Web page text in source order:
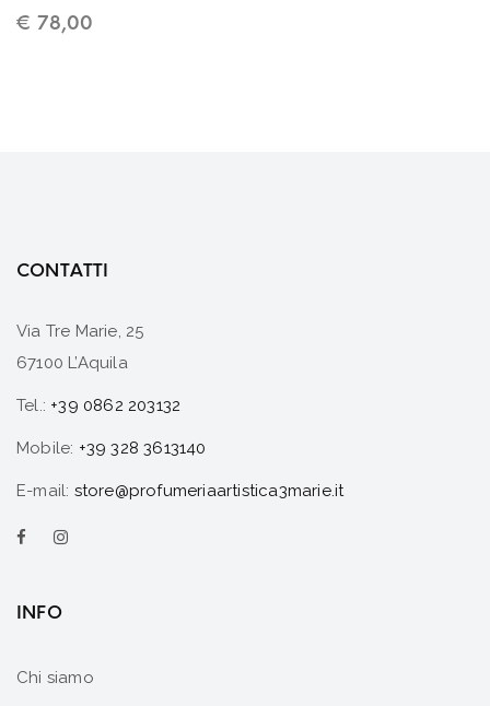
€ 78,00
CONTATTI
Via Tre Marie, 25
67100 L’Aquila
Tel.: +39 0862 203132
Mobile: +39 328 3613140
E-mail: store@profumeriaartistica3marie.it
INFO
Chi siamo